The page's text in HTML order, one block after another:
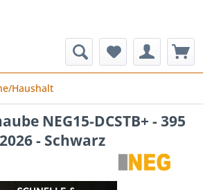
Haushalt
NEG15-DCSTB+ - 395
- Schwarz